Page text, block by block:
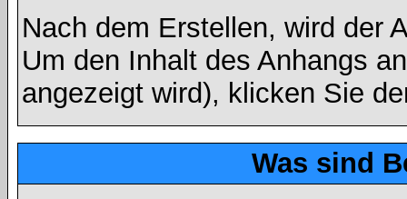
Nach dem Erstellen, wird der
Um den Inhalt des Anhangs
angezeigt wird), klicken Sie
Was sind